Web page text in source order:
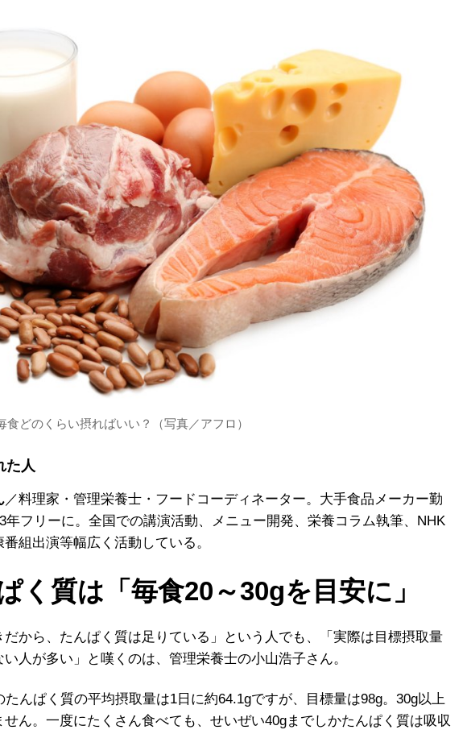
食どのくらい摂ればいい？（写真／アフロ）
た人
／料理家・管理栄養士・フードコーディネーター。大手食品メーカー勤
年フリーに。全国での講演活動、メニュー開発、栄養コラム執筆、NHK
組出演等幅広く活動している。
く質は「毎食20～30gを目安に」
だから、たんぱく質は足りている」という人でも、「実際は目標摂取量
人が多い」と嘆くのは、管理栄養士の小山浩子さん。
たんぱく質の平均摂取量は1日に約64.1gですが、目標量は98g。30g以上
せん。一度にたくさん食べても、せいぜい40gまでしかたんぱく質は吸収